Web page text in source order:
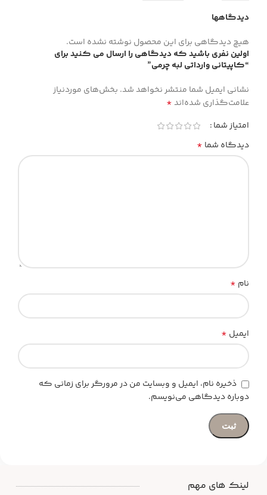
دیدگاهها
هیچ دیدگاهی برای این محصول نوشته نشده است.
اولین نفری باشید که دیدگاهی را ارسال می کنید برای
“کاپیتانی وارداتی لبه چرمی”
نشانی ایمیل شما منتشر نخواهد شد. بخش‌های موردنیاز
علامت‌گذاری شده‌اند*
امتیاز شما
دیدگاه شما *
نام *
ایمیل *
ذخیره نام، ایمیل و وبسایت من در مرورگر برای زمانی که
دوباره دیدگاهی می‌نویسم.
لینک های مهم